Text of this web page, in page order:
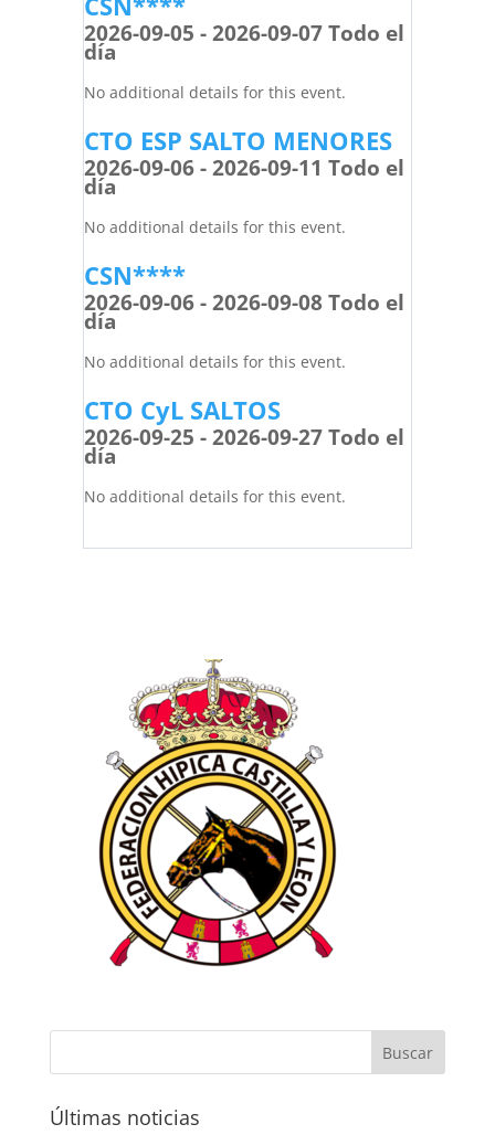
2026-09-05 - 2026-09-07 Todo el
día
No additional details for this event.
CTO ESP SALTO MENORES
2026-09-06 - 2026-09-11 Todo el
día
No additional details for this event.
CSN****
2026-09-06 - 2026-09-08 Todo el
día
No additional details for this event.
CTO CyL SALTOS
2026-09-25 - 2026-09-27 Todo el
día
No additional details for this event.
Últimas noticias